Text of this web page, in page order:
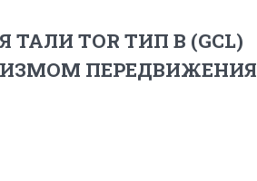
TOR ТИП В (GCL)
ПЕРЕДВИЖЕНИЯ